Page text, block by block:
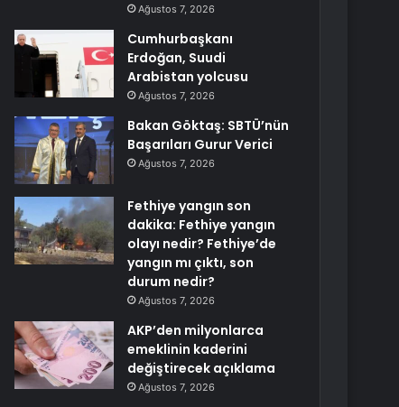
Ağustos 7, 2026
Cumhurbaşkanı
Erdoğan, Suudi
Arabistan yolcusu
Ağustos 7, 2026
Bakan Göktaş: SBTÜ’nün
Başarıları Gurur Verici
Ağustos 7, 2026
Fethiye yangın son
dakika: Fethiye yangın
olayı nedir? Fethiye’de
yangın mı çıktı, son
durum nedir?
Ağustos 7, 2026
AKP’den milyonlarca
emeklinin kaderini
değiştirecek açıklama
Ağustos 7, 2026